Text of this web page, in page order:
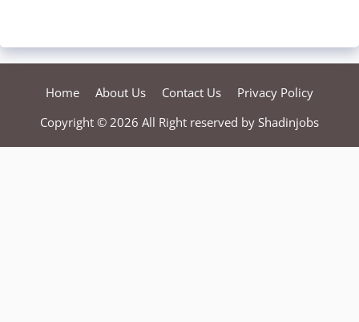
Home About Us Contact Us
Privacy Policy
Copyright © 2026 All Right reserved by Shadinjobs